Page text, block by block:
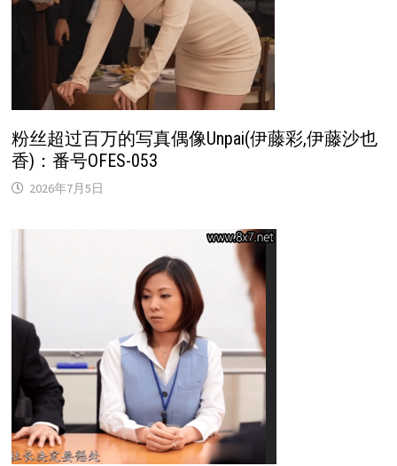
粉丝超过百万的写真偶像Unpai(伊藤彩,伊藤沙也
香)：番号OFES-053
2026年7月5日